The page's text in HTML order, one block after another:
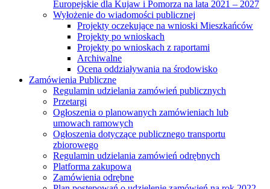
Europejskie dla Kujaw i Pomorza na lata 2021 – 2027
Wyłożenie do wiadomości publicznej
Projekty oczekujące na wnioski Mieszkańców
Projekty po wnioskach
Projekty po wnioskach z raportami
Archiwalne
Ocena oddziaływania na środowisko
Zamówienia Publiczne
Regulamin udzielania zamówień publicznych
Przetargi
Ogłoszenia o planowanych zamówieniach lub
umowach ramowych
Ogłoszenia dotyczące publicznego transportu
zbiorowego
Regulamin udzielania zamówień odrębnych
Platforma zakupowa
Zamówienia odrębne